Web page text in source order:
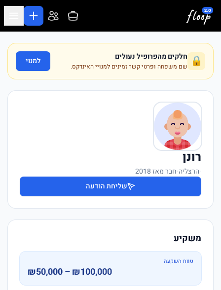
דלג לתוכן המרכזי
🔒 חלקים מהפרופיל נעולים
שם משפחה ופרטי קשר זמינים למנויי האינדקס.
למנוי
רונן
·הרצליה·חבר מאז 2018
שליחת הודעה
משקיע
טווח השקעה
₪50,000 – ₪100,000